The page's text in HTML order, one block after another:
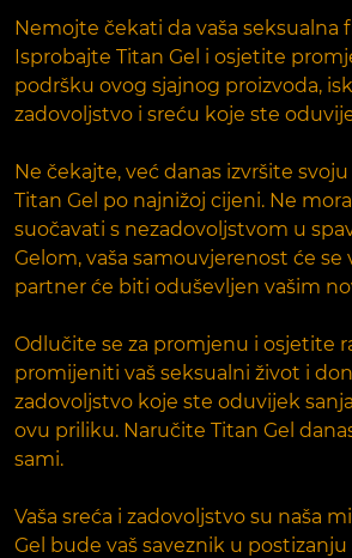
Nemojte čekati da vaša seksualna
Isprobajte Titan Gel i osjetite
podršku ovog sjajnog proizvoda,
zadovoljstvo i sreću koje ste
Ne čekajte, već danas izvršite
Titan Gel po najnižoj cijeni. Ne
suočavati s nezadovoljstvom u
Gelom, vaša samouvjerenost će se
partner će biti oduševljen vašim
Odlučite se za promjenu i osjetite
promijeniti vaš seksualni život i
zadovoljstvo koje ste oduvijek
ovu priliku. Naručite Titan Gel
sami.
Vaša sreća i zadovoljstvo su naša
Gel bude vaš saveznik u